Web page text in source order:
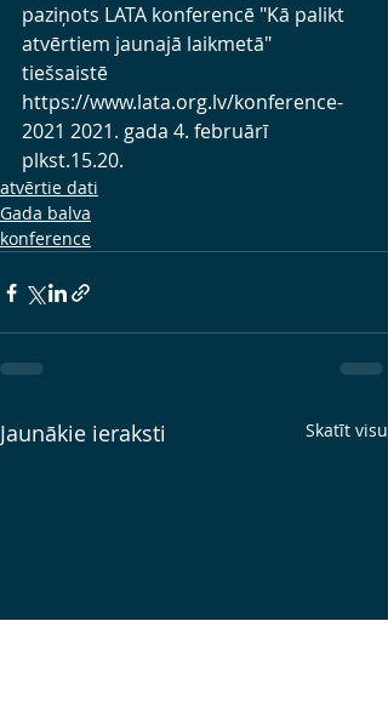
paziņots LATA konferencē "Kā palikt
atvērtiem jaunajā laikmetā"
tiešsaistē
https://www.lata.org.lv/konference-
2021 2021. gada 4. februārī
plkst.15.20.
atvērtie dati
Gada balva
konference
Jaunākie ieraksti Skatīt visu